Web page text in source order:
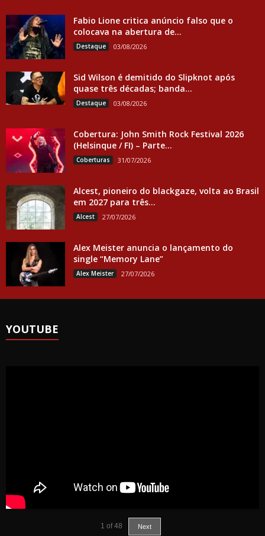
Fabio Lione critica anúncio falso que o
colocava na abertura de...
Destaque 03/08/2026
Sid Wilson é demitido do Slipknot após
quase três décadas; banda...
Destaque 03/08/2026
Cobertura: John Smith Rock Festival 2026
(Helsinque / FI) – Parte...
Coberturas 31/07/2026
Alcest, pioneiro do blackgaze, volta ao Brasil
em 2027 para três...
Alcest 27/07/2026
Alex Meister anuncia o lançamento do
single “Memory Lane”
Alex Meister 27/07/2026
YOUTUBE
1 of 48 Next